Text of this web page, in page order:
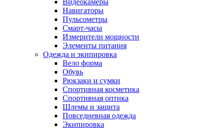
Навигаторы
Пульсометры
Смарт-часы
Измерители мощности
Элементы питания
Одежда и экипировка
Вело форма
Обувь
Рюкзаки и сумки
Спортивная косметика
Спортивная оптика
Шлемы и защита
Повседневная одежда
Экипировка